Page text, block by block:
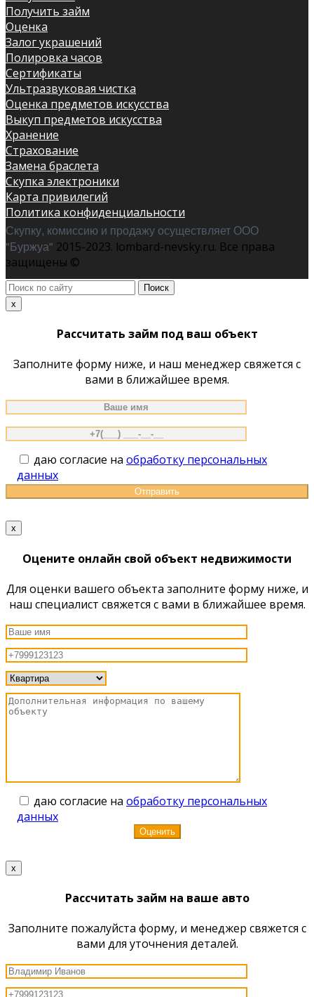
Получить займ
Оценка
Залог украшений
Полировка часов
Сертификаты
Ультразвуковая чистка
Оценка предметов искусства
Выкуп предметов искусства
Хранение
Страхование
Замена браслета
Скупка электроники
Карта привилегий
Политика конфиденциальности
Скупку, комиссию и продажу осуществляет ООО
"Буржуа" 2015-2023. lombard-nevsky.ru. Все права
защищены ©
Поиск
по
x
Рассчитать займ под ваш объект
Заполните форму ниже, и наш менеджер свяжется с
вами в ближайшее время.
даю согласие на обработку персональных
данных
x
Оцените онлайн свой объект недвижимости
Для оценки вашего объекта заполните форму ниже, и
наш специалист свяжется с вами в ближайшее время.
даю согласие на обработку персональных
данных
x
Рассчитать займ на ваше авто
Заполните пожалуйста форму, и менеджер свяжется с
вами для уточнения деталей.